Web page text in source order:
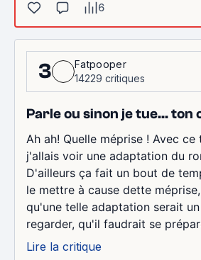
6
3
Fatpooper
14229 critiques
Parle ou sinon je tue... ton
Ah ah! Quelle méprise ! Avec
j'allais voir une adaptation du
D'ailleurs ça fait un bout de
le mettre à cause dette
qu'une telle adaptation serait
regarder, qu'il faudrait se
Lire la critique